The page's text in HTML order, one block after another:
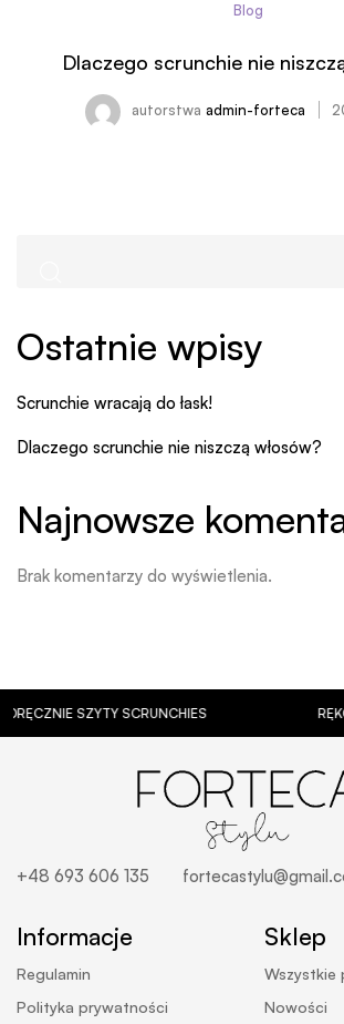
Blog
Dlaczego scrunchie nie
autorstwa admin-forteca
Ostatnie wpisy
Scrunchie wracają do łask!
Dlaczego scrunchie nie niszczą włosów?
Najnowsze
Brak komentarzy do wyświetlenia.
SZYTY SCRUNCHIES
+48 693 606 135
Informacje
Regulamin
Polityka prywatności
Sklep
Wszystkie
Nowości